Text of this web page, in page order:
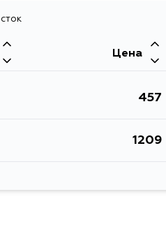
511
Цена
457
1209